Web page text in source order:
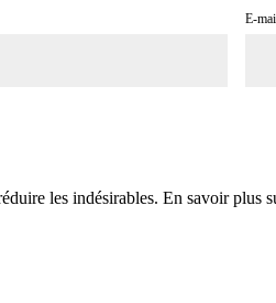
E-
les indésirables. En savoir plus